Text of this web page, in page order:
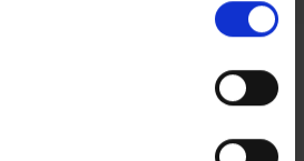
(https://
v. 26.11.2020